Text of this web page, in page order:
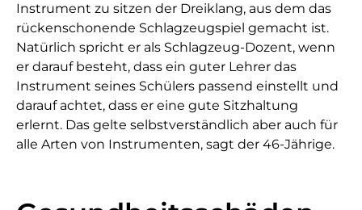
Instrument zu sitzen der Dreiklang, aus dem das
rückenschonende Schlagzeugspiel gemacht ist.
Natürlich spricht er als Schlagzeug-Dozent, wenn
er darauf besteht, dass ein guter Lehrer das
Instrument seines Schülers passend einstellt und
darauf achtet, dass er eine gute Sitzhaltung
erlernt. Das gelte selbstverständlich aber auch für
alle Arten von Instrumenten, sagt der 46-Jährige.